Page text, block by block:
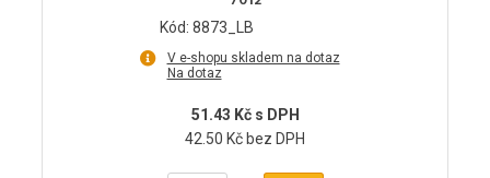
Kód: 8873_LB
V e-shopu skladem na dotaz
Na dotaz
51.43 Kč s DPH
42.50 Kč bez DPH